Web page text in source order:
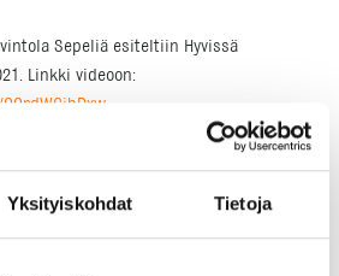
Yksityiskohdat Tietoja
Sepeliä esiteltiin Hyvissä
Linkki videoon:
osuus alkaa noin kohdasa 8